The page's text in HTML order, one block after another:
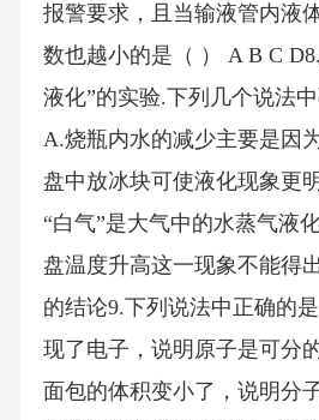
报警要求，且当输液管内液
数也越小的是（ ） A B C
液化”的实验.下列几个说法中
A.烧瓶内水的减少主要是因
盘中放冰块可使液化现象更
“白气”是大气中的水蒸气液
盘温度升高这一现象不能得
的结论9.下列说法中正确的
现了电子，说明原子是可分
面包的体积变小了，说明分